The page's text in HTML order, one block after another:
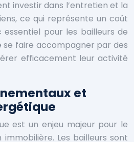
investir dans l’entretien et la
ce qui représente un coût
pour les bailleurs de
se faire accompagner par des
efficacement leur activité
et
est un enjeu majeur pour le
Les bailleurs sont